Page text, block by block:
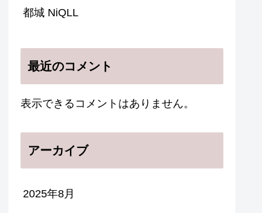
都城 NiQLL
最近のコメント
表示できるコメントはありません。
アーカイブ
2025年8月